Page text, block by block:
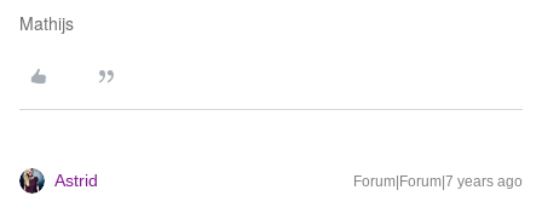
Mathijs
Astrid Forum|Forum|7 years ago